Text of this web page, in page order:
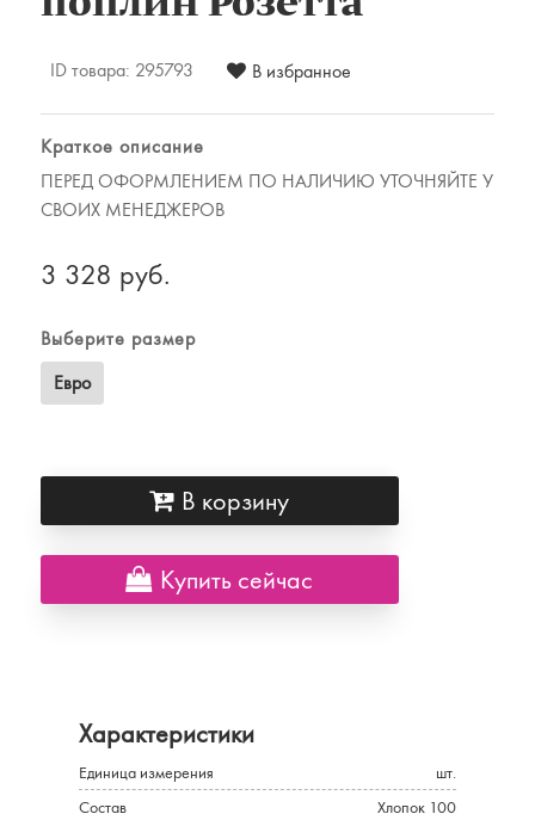
Халаты
Подушки и одеяла
Детские товары
Наматрасники, матрасы и чехлы для
матрасов
Одежда
Для мужчин
Для женщин
Предметы интерьера
ID товара: 295793 В избранное
Краткое описание
ПЕРЕД ОФОРМЛЕНИЕМ ПО НАЛИЧИЮ УТОЧНЯЙТЕ У
СВОИХ МЕНЕДЖЕРОВ
3 328 руб.
Выберите размер
Евро
В корзину
Купить сейчас
Характеристики
Единица измерения
шт.
Состав
Хлопок 100